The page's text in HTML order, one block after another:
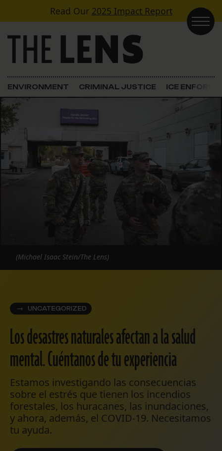
Skip to contentRead Our 2025 Impact Report
Main Navigation
ENVIRONMENT CRIMINAL JUSTICE ICE
UNCATEGORIZED
Los desastres naturales afectan a la salud
mental. Cuéntanos de tu experiencia
Estamos investigando las consecuencias
sobre el estrés que tienen los incendios
forestales, los huracanes, las inundaciones,
y ahora, además, el COVID-19. Necesitamos
tu ayuda.
(Michael Isaac Stein/The Lens)